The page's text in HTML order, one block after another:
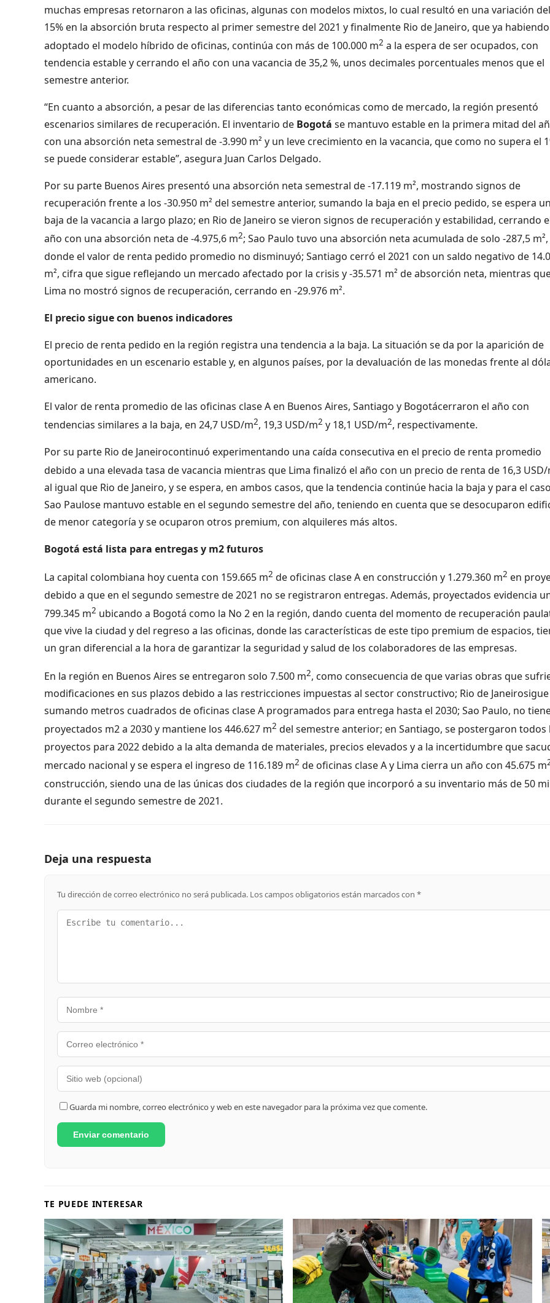
muchas empresas retornaron a las oficinas, algunas con modelos mixtos, lo cual resultó en una variación del
15% en la absorción bruta respecto al primer semestre del 2021 y finalmente Rio de Janeiro, que ya habiendo
adoptado el modelo híbrido de oficinas, continúa con más de 100.000 m2 a la espera de ser ocupados, con
tendencia estable y cerrando el año con una vacancia de 35,2 %, unos decimales porcentuales menos que el
semestre anterior.
“En cuanto a absorción, a pesar de las diferencias tanto económicas como de mercado, la región presentó
escenarios similares de recuperación. El inventario de Bogotá se mantuvo estable en la primera mitad del
con una absorción neta semestral de -3.990 m² y un leve crecimiento en la vacancia, que como no supera el
se puede considerar estable”, asegura Juan Carlos Delgado.
Por su parte Buenos Aires presentó una absorción neta semestral de -17.119 m², mostrando signos de
recuperación frente a los -30.950 m² del semestre anterior, sumando la baja en el precio pedido, se espera
baja de la vacancia a largo plazo; en Rio de Janeiro se vieron signos de recuperación y estabilidad, cerrando
año con una absorción neta de -4.975,6 m2; Sao Paulo tuvo una absorción neta acumulada de solo -287,5 m²,
donde el valor de renta pedido promedio no disminuyó; Santiago cerró el 2021 con un saldo negativo de
m², cifra que sigue reflejando un mercado afectado por la crisis y -35.571 m² de absorción neta, mientras
Lima no mostró signos de recuperación, cerrando en -29.976 m².
El precio sigue con buenos indicadores
El precio de renta pedido en la región registra una tendencia a la baja. La situación se da por la aparición de
oportunidades en un escenario estable y, en algunos países, por la devaluación de las monedas frente al
americano.
El valor de renta promedio de las oficinas clase A en Buenos Aires, Santiago y Bogotácerraron el año con
tendencias similares a la baja, en 24,7 USD/m2, 19,3 USD/m2 y 18,1 USD/m2, respectivamente.
Por su parte Rio de Janeirocontinuó experimentando una caída consecutiva en el precio de renta promedio
debido a una elevada tasa de vacancia mientras que Lima finalizó el año con un precio de renta de 16,3 USD/
al igual que Rio de Janeiro, y se espera, en ambos casos, que la tendencia continúe hacia la baja y para el
Sao Paulose mantuvo estable en el segundo semestre del año, teniendo en cuenta que se desocuparon
de menor categoría y se ocuparon otros premium, con alquileres más altos.
Bogotá está lista para entregas y m2 futuros
La capital colombiana hoy cuenta con 159.665 m2 de oficinas clase A en construcción y 1.279.360 m2 en
debido a que en el segundo semestre de 2021 no se registraron entregas. Además, proyectados evidencia
799.345 m2 ubicando a Bogotá como la No 2 en la región, dando cuenta del momento de recuperación
que vive la ciudad y del regreso a las oficinas, donde las características de este tipo premium de espacios,
un gran diferencial a la hora de garantizar la seguridad y salud de los colaboradores de las empresas.
En la región en Buenos Aires se entregaron solo 7.500 m2, como consecuencia de que varias obras que
modificaciones en sus plazos debido a las restricciones impuestas al sector constructivo; Rio de Janeirosigue
sumando metros cuadrados de oficinas clase A programados para entrega hasta el 2030; Sao Paulo, no
proyectados m2 a 2030 y mantiene los 446.627 m2 del semestre anterior; en Santiago, se postergaron todos
proyectos para 2022 debido a la alta demanda de materiales, precios elevados y a la incertidumbre que
mercado nacional y se espera el ingreso de 116.189 m2 de oficinas clase A y Lima cierra un año con 45.675 m
construcción, siendo una de las únicas dos ciudades de la región que incorporó a su inventario más de 50
durante el segundo semestre de 2021.
Deja una respuesta
Tu dirección de correo electrónico no será publicada. Los campos obligatorios están marcados con *
Guarda mi nombre, correo electrónico y web en este navegador para la próxima vez que comente.
TE PUEDE INTERESAR